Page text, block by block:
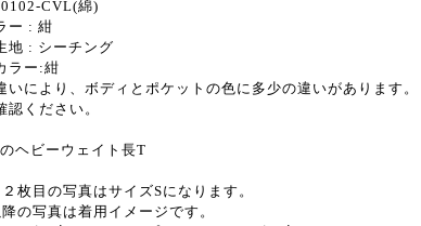
CVL(綿)
ー : 紺
地 : シーチング
ラー:紺
により、ボディとポケットの色に多少の違いがあります。
認ください。
ヘビーウェイト長T
枚目の写真はサイズSになります。
の写真は着用イメージです。